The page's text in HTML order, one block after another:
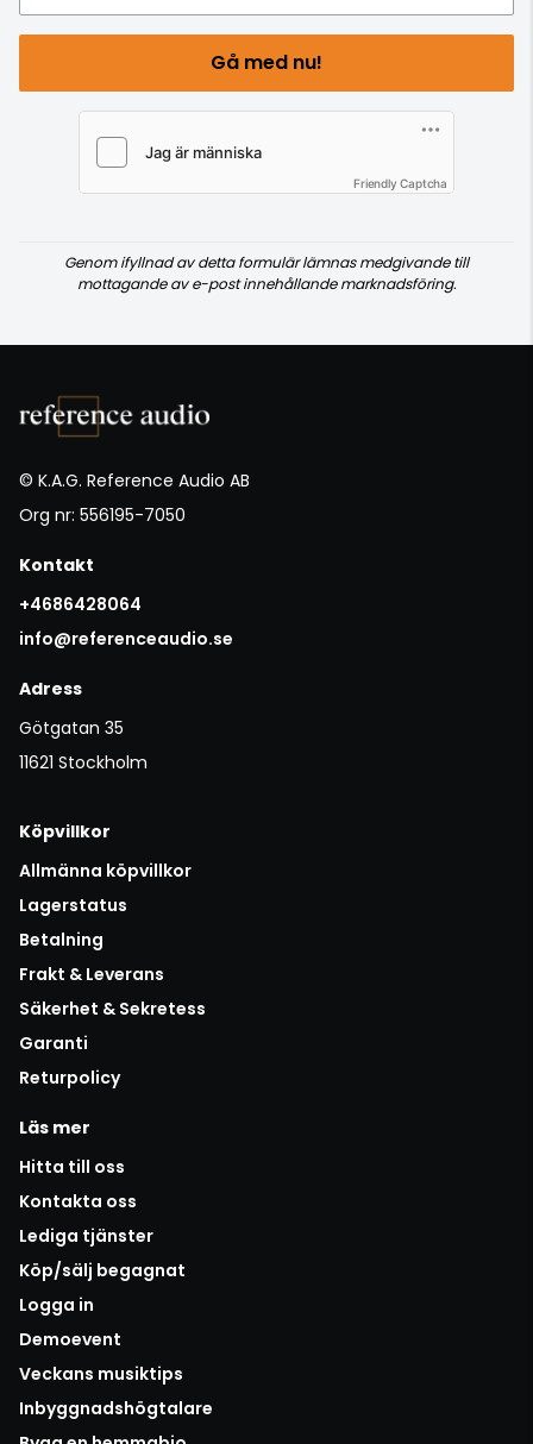
Gå med nu!
Friendly Captcha
Genom ifyllnad av detta formulär lämnas medgivande till
mottagande av e-post innehållande marknadsföring.
© K.A.G. Reference Audio AB
Org nr: 556195-7050
Kontakt
+4686428064
info@referenceaudio.se
Adress
Götgatan 35
11621 Stockholm
Köpvillkor
Allmänna köpvillkor
Lagerstatus
Betalning
Frakt & Leverans
Säkerhet & Sekretess
Garanti
Returpolicy
Läs mer
Hitta till oss
Kontakta oss
Lediga tjänster
Köp/sälj begagnat
Logga in
Demoevent
Veckans musiktips
Inbyggnadshögtalare